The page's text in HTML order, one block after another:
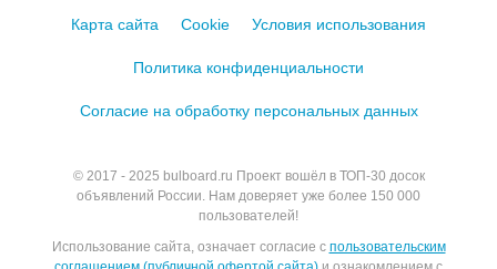
© 2017 - 2025 bulboard.ru Проект вошёл в ТОП-30 досок
объявлений России. Нам доверяет уже более 150 000
пользователей!
Использование сайта, означает согласие с пользовательским
Карта сайта Cookie Условия использования
Политика конфиденциальности
Согласие на обработку персональных данных